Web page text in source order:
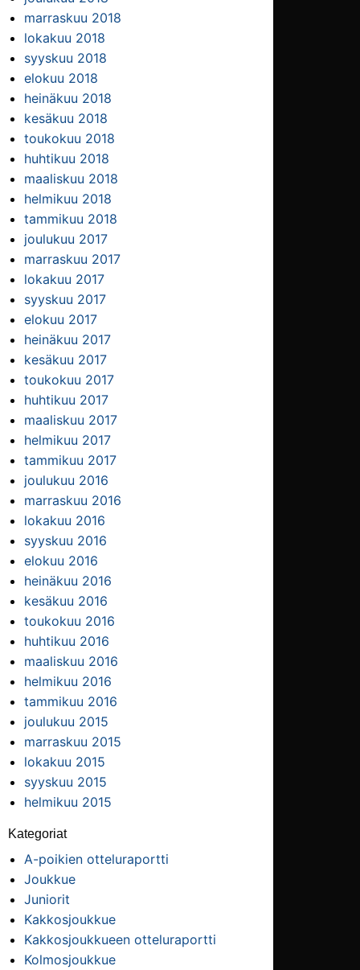
marraskuu 2018
lokakuu 2018
syyskuu 2018
elokuu 2018
heinäkuu 2018
kesäkuu 2018
toukokuu 2018
huhtikuu 2018
maaliskuu 2018
helmikuu 2018
tammikuu 2018
joulukuu 2017
marraskuu 2017
lokakuu 2017
syyskuu 2017
elokuu 2017
heinäkuu 2017
kesäkuu 2017
toukokuu 2017
huhtikuu 2017
maaliskuu 2017
helmikuu 2017
tammikuu 2017
joulukuu 2016
marraskuu 2016
lokakuu 2016
syyskuu 2016
elokuu 2016
heinäkuu 2016
kesäkuu 2016
toukokuu 2016
huhtikuu 2016
maaliskuu 2016
helmikuu 2016
tammikuu 2016
joulukuu 2015
marraskuu 2015
lokakuu 2015
syyskuu 2015
helmikuu 2015
Kategoriat
A-poikien otteluraportti
Joukkue
Juniorit
Kakkosjoukkue
Kakkosjoukkueen otteluraportti
Kolmosjoukkue